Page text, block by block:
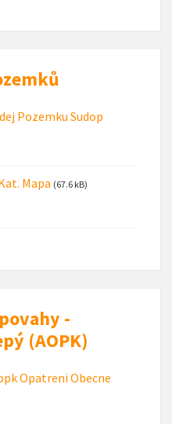
Pozemku Sudop
Mapa (67.6 kB)
-
(AOPK)
Opatreni Obecne